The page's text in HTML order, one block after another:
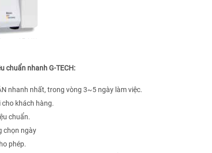
chuẩn nhanh G-TECH:
nhanh nhất, trong vòng 3~5 ngày làm việc.
khách hàng.
chuẩn.
chọn ngày
phép.